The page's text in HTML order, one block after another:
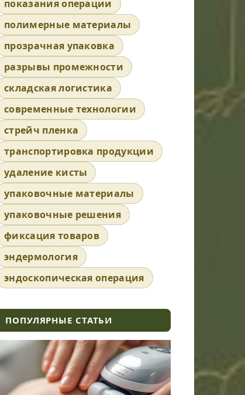
показания операции
полимерные материалы
прозрачная упаковка
разрывы промежности
складская логистика
современные технологии
стрейч пленка
транспортировка продукции
удаление кисты
упаковочные материалы
упаковочные решения
фиксация товаров
эндермология
эндоскопическая операция
ПОПУЛЯРНЫЕ СТАТЬИ